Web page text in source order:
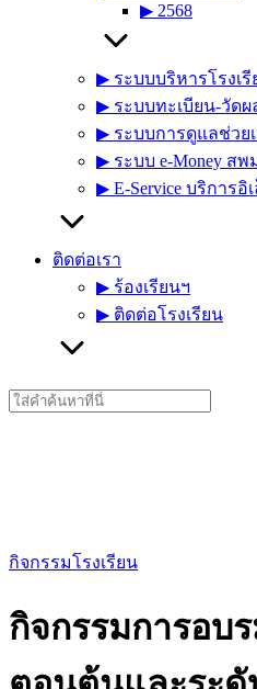
▶︎ 2568
▶︎ ระบบบริหารโรงเรี
▶︎ ระบบทะเบียน-วัดผ
▶︎ ระบบการดูแลช่วย
▶︎ ระบบ e-Money สพ
▶︎ E-Service บริการ
ติดต่อเรา
▶︎ ร้องเรียนฯ
▶︎ ติดต่อโรงเรียน
Search
for:
กิจกรรมโรงเรียน
กิจกรรมการอบ